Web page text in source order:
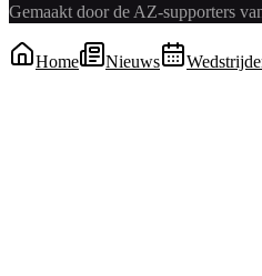
Gemaakt door de AZ-supporters
Home Nieuws